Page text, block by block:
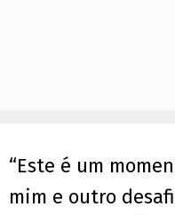
“Este é um
mim e outro